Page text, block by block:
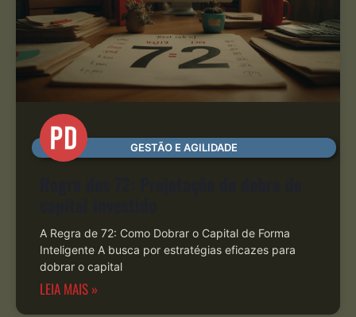
GESTÃO E AGILIDADE
A Regra de 72: Como Dobrar o Capital de Forma
Inteligente A busca por estratégias eficazes para
dobrar o capital
LEIA MAIS »